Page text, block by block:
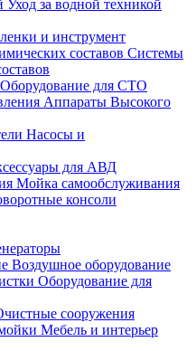
Уход за водной техникой
и инструмент
Системы
Оборудование для СТО
Аппараты Высокого
Насосы и
для АВД
Мойка самообслуживания
консоли
Воздушное оборудование
Оборудование для
сооружения
Мебель и интерьер